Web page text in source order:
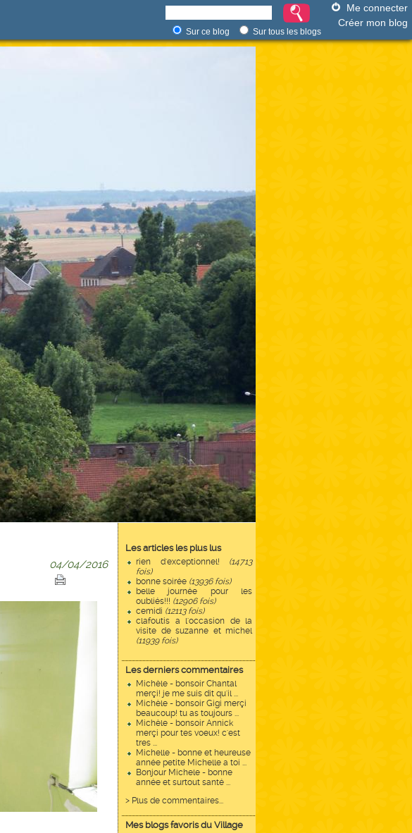
Me connecter
Créer mon blog
Sur ce blog Sur tous les blogs
Les articles les plus lus
rien d'exceptionnel! (14713
fois)
bonne soirée (13936 fois)
belle journée pour les
oubliés!!! (12906 fois)
cemidi (12113 fois)
clafoutis a l'occasion de la
visite de suzanne et michel
(11939 fois)
Les derniers commentaires
Michèle - bonsoir Chantal
merçi! je me suis dit qu'il ...
Michèle - bonsoir Gigi merçi
beaucoup! tu as toujours ...
Michèle - bonsoir Annick
merçi pour tes voeux! c'est
tres ...
Michelle - bonne et heureuse
année petite Michelle a toi ...
Bonjour Michele - bonne
année et surtout santé ...
> Plus de commentaires...
Mes blogs favoris du Village
04/04/2016